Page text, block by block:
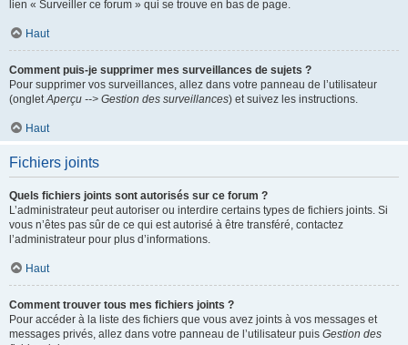
lien « Surveiller ce forum » qui se trouve en bas de page.
Haut
Comment puis-je supprimer mes surveillances de sujets ?
Pour supprimer vos surveillances, allez dans votre panneau de l’utilisateur
(ongletAperçu --> Gestion des surveillances) et suivez les instructions.
Haut
Fichiers joints
Quels fichiers joints sont autorisés sur ce forum ?
L’administrateur peut autoriser ou interdire certains types de fichiers joints. Si
vous n’êtes pas sûr de ce qui est autorisé à être transféré, contactez
l’administrateur pour plus d’informations.
Haut
Comment trouver tous mes fichiers joints ?
Pour accéder à la liste des fichiers que vous avez joints à vos messages et
messages privés, allez dans votre panneau de l’utilisateur puis Gestion des